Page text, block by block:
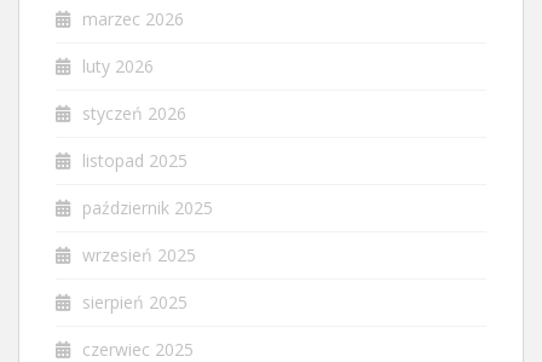
marzec 2026
luty 2026
styczeń 2026
listopad 2025
październik 2025
wrzesień 2025
sierpień 2025
czerwiec 2025